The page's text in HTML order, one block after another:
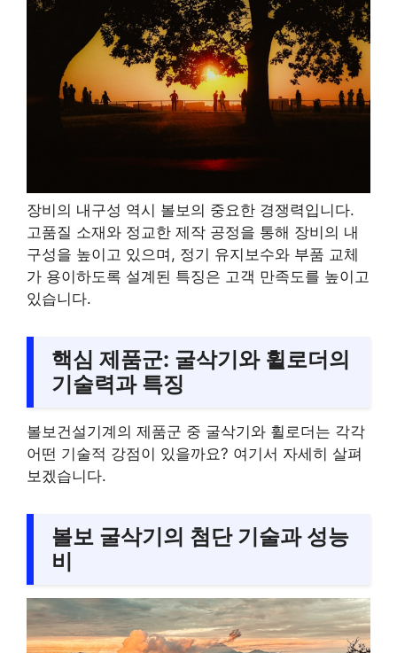
장비의 내구성 역시 볼보의 중요한 경쟁력입니다.
고품질 소재와 정교한 제작 공정을 통해 장비의 내
구성을 높이고 있으며, 정기 유지보수와 부품 교체
가 용이하도록 설계된 특징은 고객 만족도를 높이고
있습니다.
핵심 제품군: 굴삭기와 휠로더의
기술력과 특징
볼보건설기계의 제품군 중 굴삭기와 휠로더는 각각
어떤 기술적 강점이 있을까요? 여기서 자세히 살펴
보겠습니다.
볼보 굴삭기의 첨단 기술과 성능
비